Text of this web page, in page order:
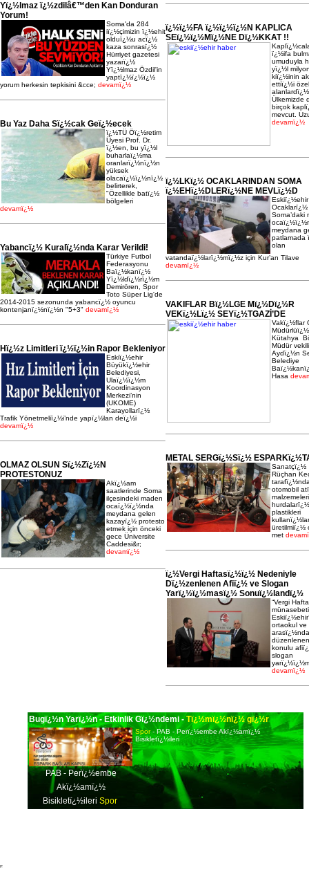
Yï¿½lmaz ï¿½zdilâ€™den Kan Donduran
Yorum!
Soma'da 284
iï¿½çimizin ï¿½ehit
olduï¿½u acï¿½
kaza sonrasï¿½
Hürriyet gazetesi
yazarï¿½
Yï¿½lmaz Özdil'in
yaptï¿½ï¿½ï¿½
yorum herkesin tepkisini &cce; devamï¿½
Bu Yaz Daha Sï¿½cak Geï¿½ecek
ï¿½TÜ Öï¿½retim
Üyesi Prof. Dr.
ï¿½en, bu yï¿½l
buharlaï¿½ma
oranlarï¿½nï¿½n
yüksek
olacaï¿½ï¿½nï¿½
belirterek,
"Özellikle batï¿½
bölgeleri
devamï¿½
Yabancï¿½ Kuralï¿½nda Karar Verildi!
Türkiye Futbol
Federasyonu
Baï¿½kanï¿½
Yï¿½ldï¿½rï¿½m
Demirören, Spor
Toto Süper Lig'de
2014-2015 sezonunda yabancï¿½ oyuncu
kontenjanï¿½nï¿½n "5+3" devamï¿½
Hï¿½z Limitleri ï¿½ï¿½in Rapor Bekleniyor
Eskiï¿½ehir
Büyükï¿½ehir
Belediyesi,
Ulaï¿½ï¿½m
Koordinasyon
Merkezi’nin
(UKOME)
Karayollarï¿½
Trafik Yönetmeliï¿½i’nde yapï¿½lan deï¿½i
devamï¿½
OLMAZ OLSUN Sï¿½Zï¿½N
PROTESTONUZ
Akï¿½am
saatlerinde Soma
ilçesindeki maden
ocaï¿½ï¿½nda
meydana gelen
kazayï¿½ protesto
etmek için önceki
gece Üniversite
Caddesi&r;
devamï¿½
ï¿½ï¿½FA ï¿½ï¿½ï¿½N KAPLICA
SEï¿½ï¿½Mï¿½NE Dï¿½KKAT !!
ï¿½ifa
umuduyla
yï¿½l
kiï¿½inin
ettiï¿½i özel
Ülkemizde
birçok
mevcut.
devamï¿½
ï¿½LKï¿½ OCAKLARINDAN SOMA
ï¿½EHï¿½DLERï¿½NE MEVLï¿½D
Eskiï¿½ehir
Ocaklarï¿½
Soma’daki
meydana
patlamada
olan
vatandaï¿½larï¿½mï¿½z için Kur’an Tilave
devamï¿½
VAKIFLAR Bï¿½LGE Mï¿½Dï¿½R
VEKï¿½Lï¿½ SEYï¿½TGAZİ’DE
Vakï¿½flar
Kütahya
Müdür
Aydï¿½n
Belediye
Hasa
METAL SERGï¿½Sï¿½
Sanatçï¿½
Rüçhan
otomobil
plastikleri
üretilmiï¿½
met
ï¿½Vergi Haftasï¿½ï¿½ Nedeniyle
Dï¿½zenlenen Afiï¿½ ve Slogan
Yarï¿½ï¿½masï¿½ Sonuï¿½landï¿½
“Vergi
ortaokul ve
arasï¿½nda
konulu
slogan
devamï¿½
Bugï¿½n Yarï¿½n - Etkinlik Gï¿½ndemi -Tï¿½mï¿½nï¿½ gï¿½r
PAB - Perï¿½embe
Akï¿½amï¿½
Bisikletï¿½ileri Spor
Spor- PAB - Perï¿½embe Akï¿½amï¿½
Bisikletï¿½ileri